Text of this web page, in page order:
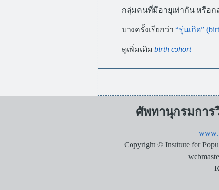
กลุ่มคนที่มีอายุเท่ากัน หรือก
บางครั้งเรียกว่า “รุ่นเกิด”
ดูเพิ่มเติม birth cohort
ศัพทานุกรมการ
Copyright © Institute for